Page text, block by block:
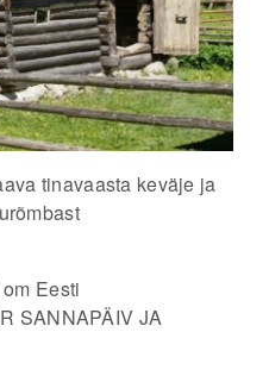
tinavaasta keväje ja
Eesti
SANNAPÄIV JA